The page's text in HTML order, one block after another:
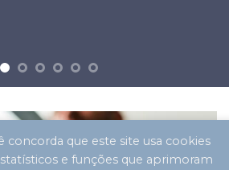
concorda que este site usa cookies
e funções que aprimoram